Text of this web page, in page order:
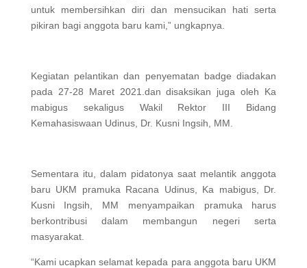
untuk membersihkan diri dan mensucikan hati serta
pikiran bagi anggota baru kami,” ungkapnya.
Kegiatan pelantikan dan penyematan badge diadakan
pada 27-28 Maret 2021.dan disaksikan juga oleh Ka
mabigus sekaligus Wakil Rektor III Bidang
Kemahasiswaan Udinus, Dr. Kusni Ingsih, MM.
Sementara itu, dalam pidatonya saat melantik anggota
baru UKM pramuka Racana Udinus, Ka mabigus, Dr.
Kusni Ingsih, MM menyampaikan pramuka harus
berkontribusi dalam membangun negeri serta
masyarakat.
“Kami ucapkan selamat kepada para anggota baru UKM